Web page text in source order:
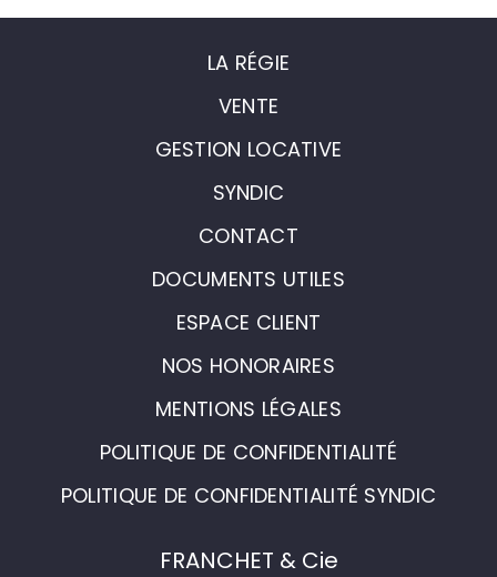
LA RÉGIE
VENTE
GESTION LOCATIVE
SYNDIC
CONTACT
DOCUMENTS UTILES
ESPACE CLIENT
NOS HONORAIRES
MENTIONS LÉGALES
POLITIQUE DE CONFIDENTIALITÉ
POLITIQUE DE CONFIDENTIALITÉ SYNDIC
FRANCHET & Cie